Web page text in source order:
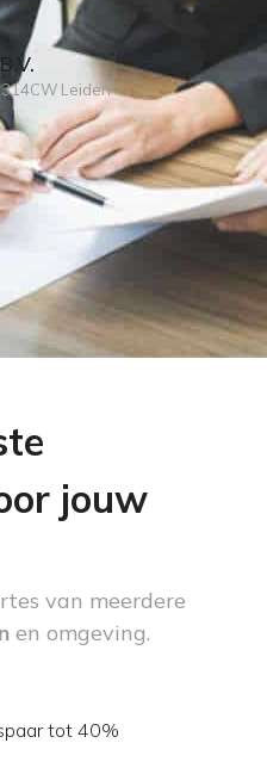
Leiden
jouw
van meerdere
en omgeving.
tot 40%